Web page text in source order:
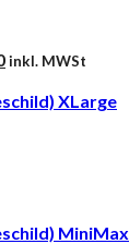
Aktueller
ist:
inkl. MWSt
XLarge
MiniMax